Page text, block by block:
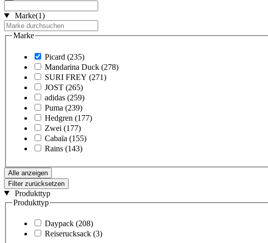
Marke(1)
Marke
Picard (235)
Mandarina Duck (278)
SURI FREY (271)
JOST (265)
adidas (259)
Puma (239)
Hedgren (177)
Zwei (177)
Cabaïa (155)
Rains (143)
Alle anzeigen
Filter zurücksetzen
Produkttyp
Produkttyp
Daypack (208)
Reiserucksack (3)